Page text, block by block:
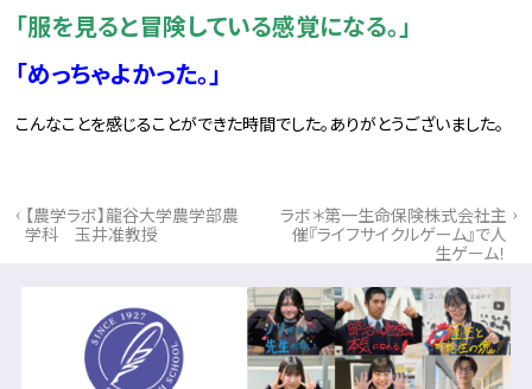
「服を見ると冒険している感覚になる。」
「めっちゃよかった。」
こんなことを感じることができた時間でした。ありがとうございました。
‹ 【農学ラボ】龍谷大学農学部農
学科 玉井准教授
ラボ＊第一生命保険株式会社主
催『ライフサイクルゲーム』で人
生ゲーム！
›